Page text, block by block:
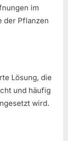
im
der Pflanzen
Lösung, die
und häufig
wird.